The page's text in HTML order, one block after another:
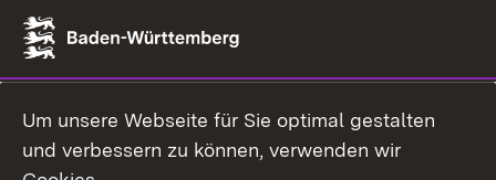
Um unsere Webseite für Sie optimal gestalten
und verbessern zu können, verwenden wir